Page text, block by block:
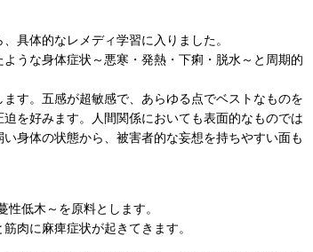
具体的なレメディ学習に入りました。
うな身体症状～悪寒・発熱・下痢・脱水～と周期的
す。五感が超敏感で、あらゆる点でベストなものを
を好みます。人間関係においても表面的なものでは
身体の状態から、被害者的な妄想を持ちやすい面も
低木～を原料とします。
肉に麻痺症状が起きてきます。